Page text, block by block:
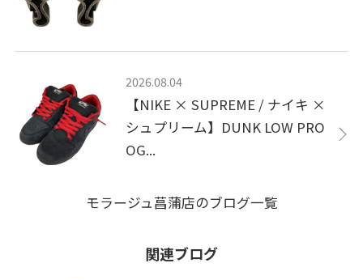
2026.08.04
【NIKE × SUPREME / ナイキ ×
シュプリーム】DUNK LOW PRO
OG...
モラージュ菖蒲店のブログ一覧
関連ブログ